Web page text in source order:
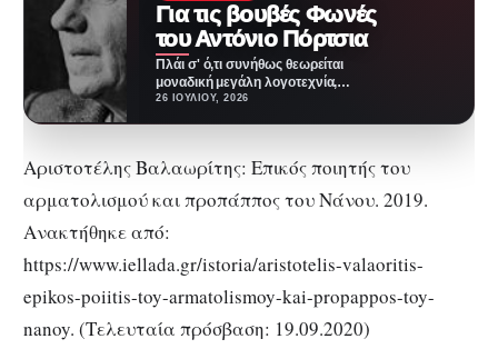
Για τις βουβές Φωνές
του Αντόνιο Πόρτσια
Πλάι σ' ό,τι συνήθως θεωρείται
μοναδική μεγάλη λογοτεχνία,
πλάι σε έργα ογκώδη,
26 ΙΟΥΛΊΟΥ, 2026
Αριστοτέλης Βαλαωρίτης: Επικός ποιητής του
αρματολισμού και προπάππος του Νάνου. 2019.
Ανακτήθηκε από:
https://www.iellada.gr/istoria/aristotelis-valaoritis-
epikos-poiitis-toy-armatolismoy-kai-propappos-toy-
nanoy. (Τελευταία πρόσβαση: 19.09.2020)